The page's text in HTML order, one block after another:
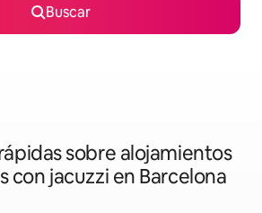
Buscar
sobre alojamientos
con jacuzzi en Barcelona